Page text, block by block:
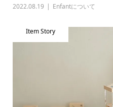
2022.08.19 Enfantについて
Item Story